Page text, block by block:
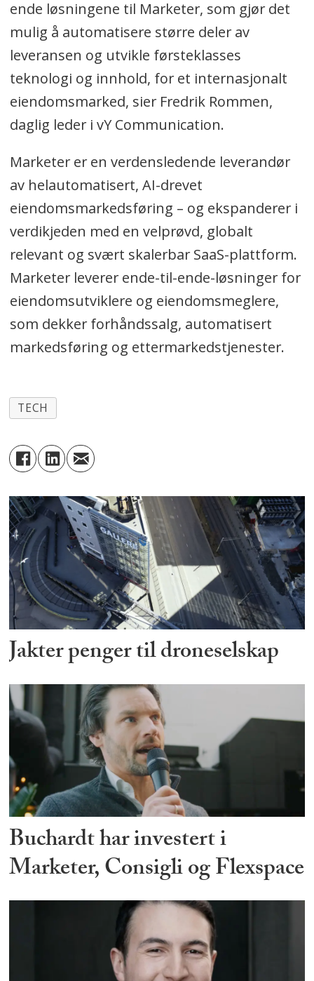
ende løsningene til Marketer, som gjør det
mulig å automatisere større deler av
leveransen og utvikle førsteklasses
teknologi og innhold, for et internasjonalt
eiendomsmarked, sier Fredrik Rommen,
daglig leder i vY Communication.
Marketer er en verdensledende leverandør
av helautomatisert, AI-drevet
eiendomsmarkedsføring – og ekspanderer i
verdikjeden med en velprøvd, globalt
relevant og svært skalerbar SaaS-plattform.
Marketer leverer ende-til-ende-løsninger for
eiendomsutviklere og eiendomsmeglere,
som dekker forhåndssalg, automatisert
markedsføring og ettermarkedstjenester.
TECH
Jakter penger til droneselskap
Buchardt har investert i
Marketer, Consigli og Flexspace